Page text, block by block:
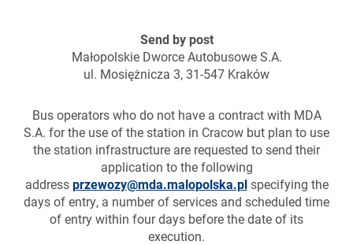
Send by post
Małopolskie Dworce Autobusowe S.A.
ul. Mosiężnicza 3, 31-547 Kraków
Bus operators who do not have a contract with MDA
S.A. for the use of the station in Cracow but plan to use
the station infrastructure are requested to send their
application to the following
addressprzewozy@mda.malopolska.plspecifying the
days of entry, a number of services and scheduled time
of entry within four days before the date of its
execution.